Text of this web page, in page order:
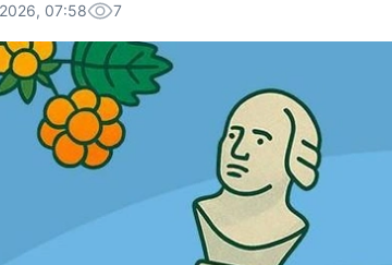
07:58 7